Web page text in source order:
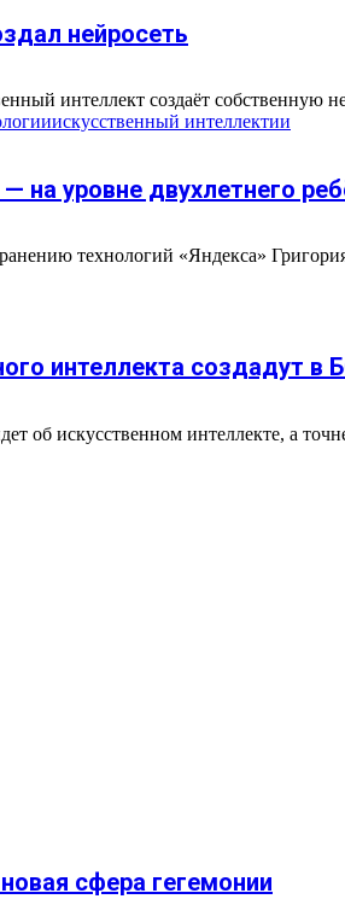
нейросеть
интеллект создаёт собственную
искусственный интеллектии
на уровне двухлетнего
технологий «Яндекса»
интеллекта создадут в
об искусственном интеллекте, а
сфера гегемонии